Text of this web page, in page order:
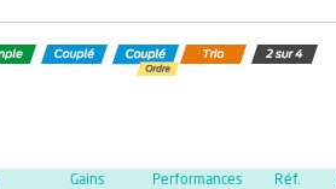
Gains Performances Réf.